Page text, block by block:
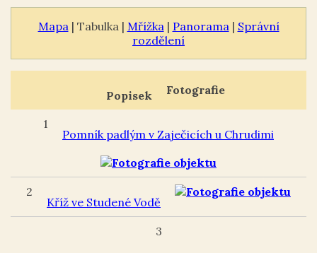
Mapa | Tabulka | Mřížka | Panorama | Správní
rozdělení
Popisek Fotografie
1
Pomník padlým v Zaječicích u Chrudimi
2
Kříž ve Studené Vodě
3